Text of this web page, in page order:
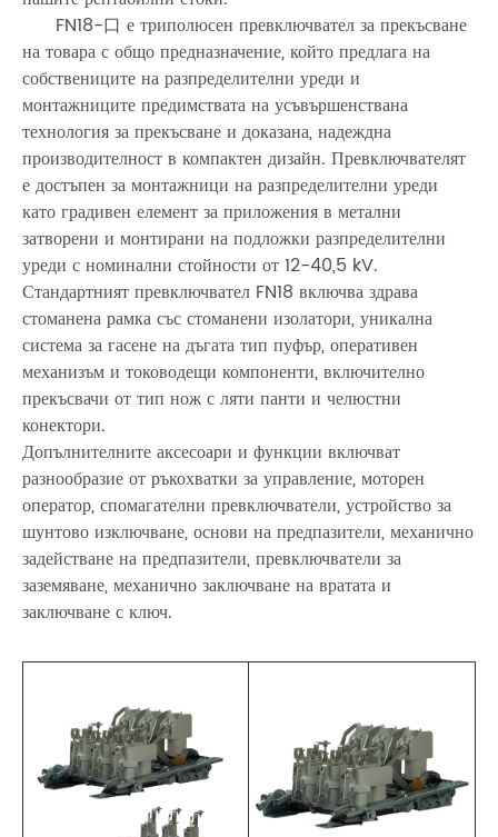
FN18-口 е триполюсен превключвател за прекъсване
на товара с общо предназначение, който предлага на
собствениците на разпределителни уреди и
монтажниците предимствата на усъвършенствана
технология за прекъсване и доказана, надеждна
производителност в компактен дизайн. Превключвателят
е достъпен за монтажници на разпределителни уреди
като градивен елемент за приложения в метални
затворени и монтирани на подложки разпределителни
уреди с номинални стойности от 12-40,5 kV.
Стандартният превключвател FN18 включва здрава
стоманена рамка със стоманени изолатори, уникална
система за гасене на дъгата тип пуфър, оперативен
механизъм и тоководещи компоненти, включително
прекъсвачи от тип нож с ляти панти и челюстни
конектори.
Допълнителните аксесоари и функции включват
разнообразие от ръкохватки за управление, моторен
оператор, спомагателни превключватели, устройство за
шунтово изключване, основи на предпазители, механично
задействане на предпазители, превключватели за
заземяване, механично заключване на вратата и
заключване с ключ.